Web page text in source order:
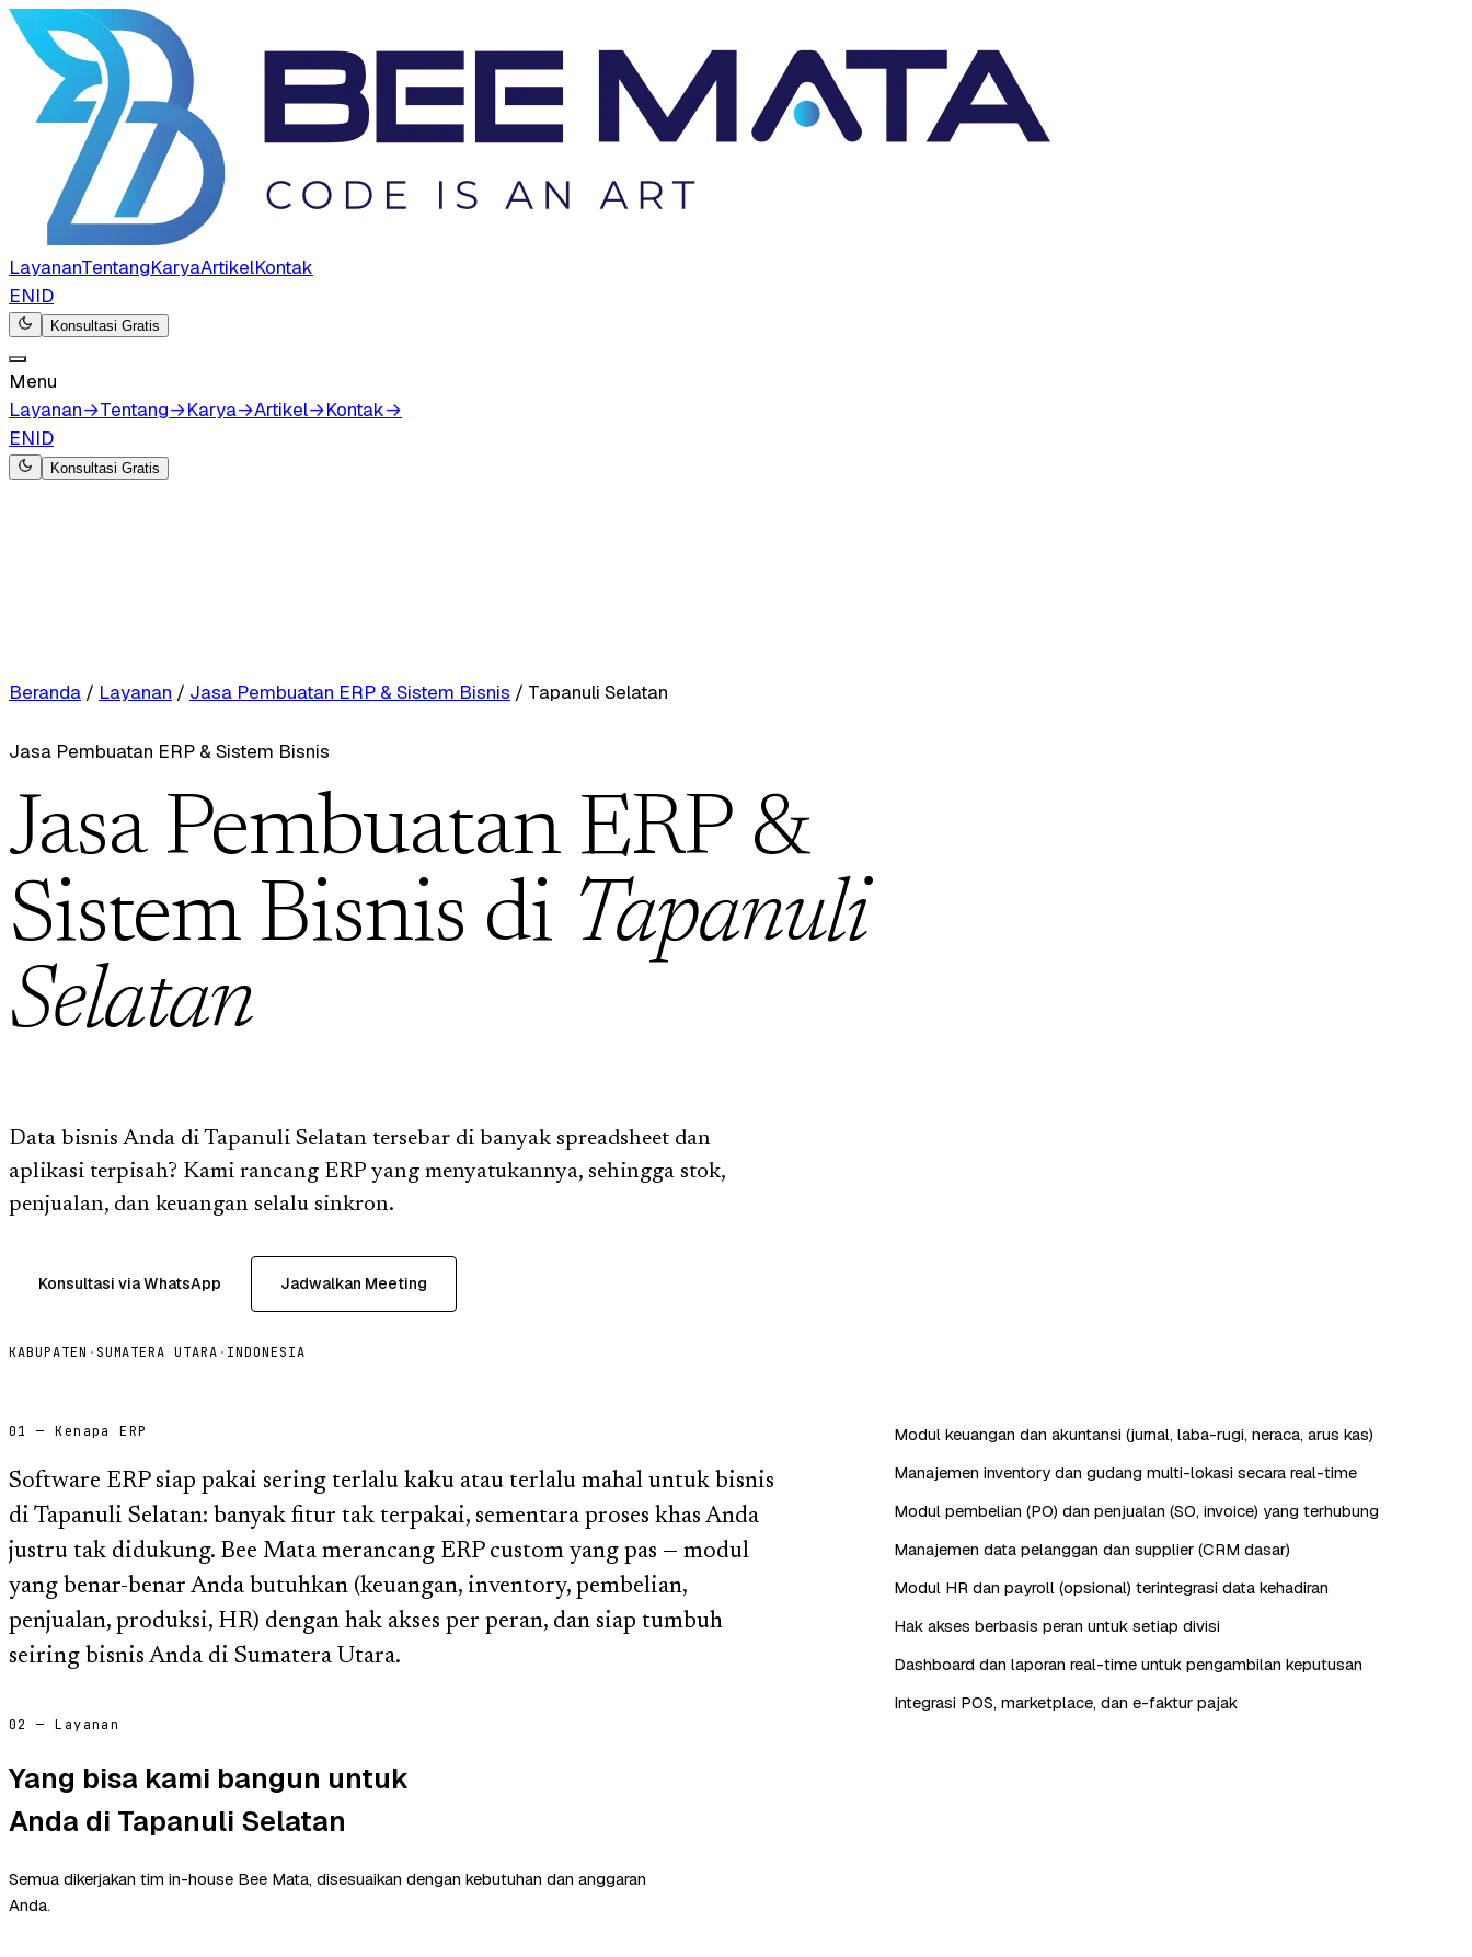
LayananTentangKaryaArtikelKontak
ENID
Konsultasi Gratis
Menu
Layanan→Tentang→Karya→Artikel→Kontak→
ENID
Konsultasi Gratis
Beranda / Layanan / Jasa Pembuatan ERP & Sistem Bisnis / Tapanuli Selatan
Jasa Pembuatan ERP & Sistem Bisnis
Jasa Pembuatan ERP &
Sistem Bisnis di Tapanuli
Selatan
Data bisnis Anda di Tapanuli Selatan tersebar di banyak spreadsheet dan
aplikasi terpisah? Kami rancang ERP yang menyatukannya, sehingga stok,
penjualan, dan keuangan selalu sinkron.
Konsultasi via WhatsApp Jadwalkan Meeting
KABUPATEN · SUMATERA UTARA · INDONESIA
01 — Kenapa ERP
Software ERP siap pakai sering terlalu kaku atau terlalu mahal untuk bisnis
di Tapanuli Selatan: banyak fitur tak terpakai, sementara proses khas Anda
justru tak didukung. Bee Mata merancang ERP custom yang pas — modul
yang benar-benar Anda butuhkan (keuangan, inventory, pembelian,
penjualan, produksi, HR) dengan hak akses per peran, dan siap tumbuh
seiring bisnis Anda di Sumatera Utara.
Modul keuangan dan akuntansi (jurnal, laba-rugi, neraca, arus kas)
Manajemen inventory dan gudang multi-lokasi secara real-time
Modul pembelian (PO) dan penjualan (SO, invoice) yang terhubung
Manajemen data pelanggan dan supplier (CRM dasar)
Modul HR dan payroll (opsional) terintegrasi data kehadiran
Hak akses berbasis peran untuk setiap divisi
Dashboard dan laporan real-time untuk pengambilan keputusan
Integrasi POS, marketplace, dan e-faktur pajak
02 — Layanan
Yang bisa kami bangun untuk
Anda di Tapanuli Selatan
Semua dikerjakan tim in-house Bee Mata, disesuaikan dengan kebutuhan dan anggaran
Anda.